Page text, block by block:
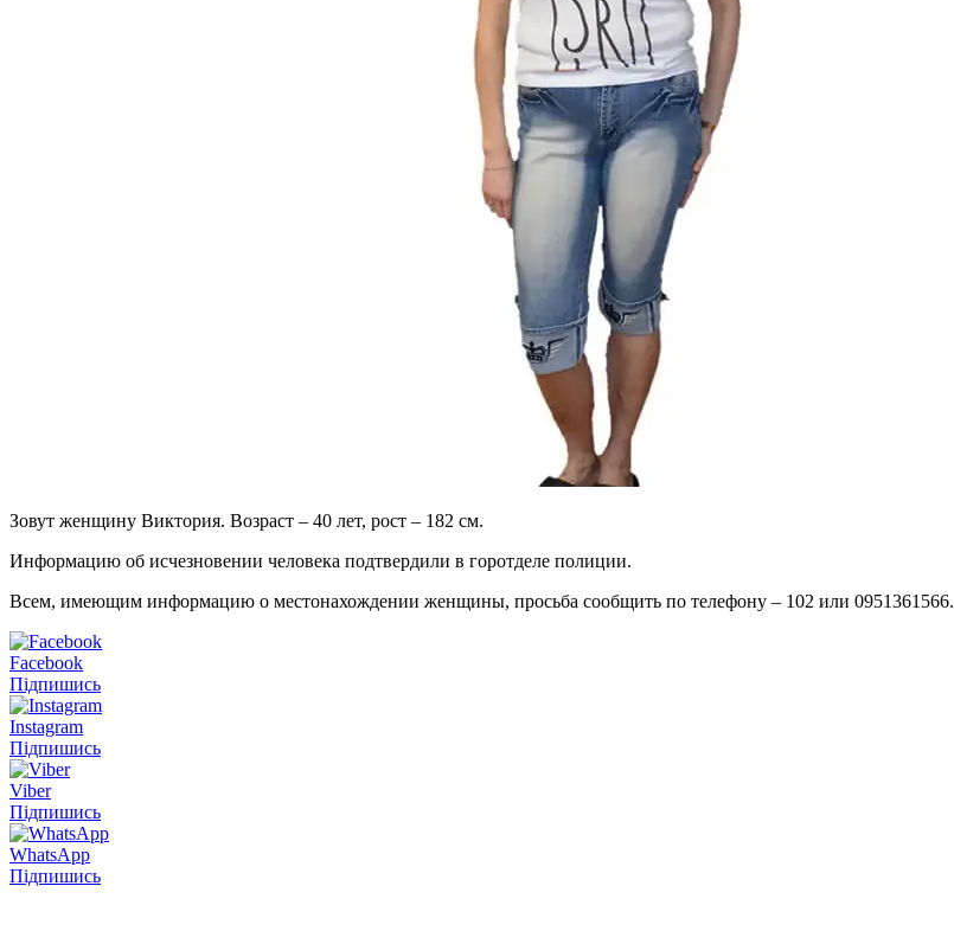
Зовут женщину Виктория. Возраст – 40 лет, рост – 182 см.
Информацию об исчезновении человека подтвердили в горотделе полиции.
Всем, имеющим информацию о местонахождении женщины, просьба сообщить по телефону – 102 или 0951361566.
Facebook
Підпишись
Instagram
Підпишись
Viber
Підпишись
WhatsApp
Підпишись